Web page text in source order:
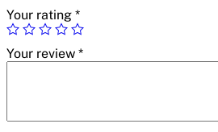
Your rating *
Your review *